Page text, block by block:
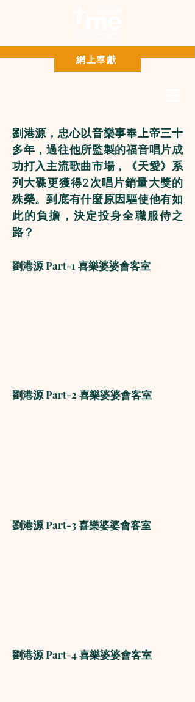
Paypal 網上奉獻
網上奉獻
劉港源，忠心以音樂事奉上帝三十
多年，過往他所監製的福音唱片成
功打入主流歌曲市場，《天愛》系
列大碟更獲得2次唱片銷量大獎的
殊榮。到底有什麼原因驅使他有如
此的負擔，決定投身全職服侍之
路？
劉港源 Part-1 喜樂婆婆會客室
劉港源 Part-2 喜樂婆婆會客室
劉港源 Part-3 喜樂婆婆會客室
劉港源 Part-4 喜樂婆婆會客室